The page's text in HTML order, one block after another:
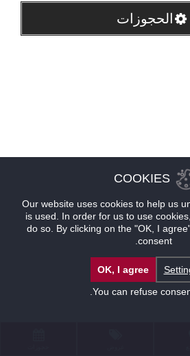
الحجوزات
COOKIES
Our website uses cookies to help us
is used. In order for us to use
do so. By clicking on the "OK, I
consent.
OK, I agree
You can refuse
.